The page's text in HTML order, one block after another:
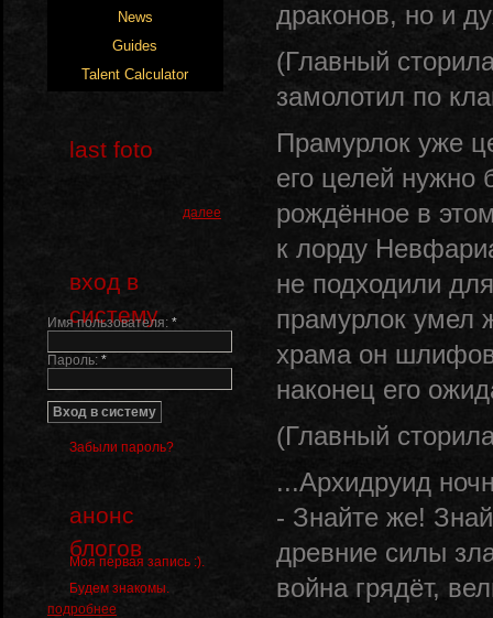
last foto
далее
вход в
систему
Имя пользователя: *
Пароль: *
Забыли пароль?
анонс
блогов
Моя первая запись :).
Будем знакомы.
подробнее
драконов, но и
(Главный
замолотил по
Прамурлок уже
его целей
рождённое в
к лорду
не подходили
прамурлок умел
храма он
наконец его
(Главный
...Архидруид
- Знайте же!
древние силы
война грядёт,